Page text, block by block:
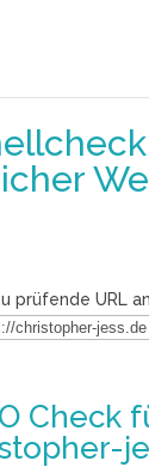
prüfende URL
Check